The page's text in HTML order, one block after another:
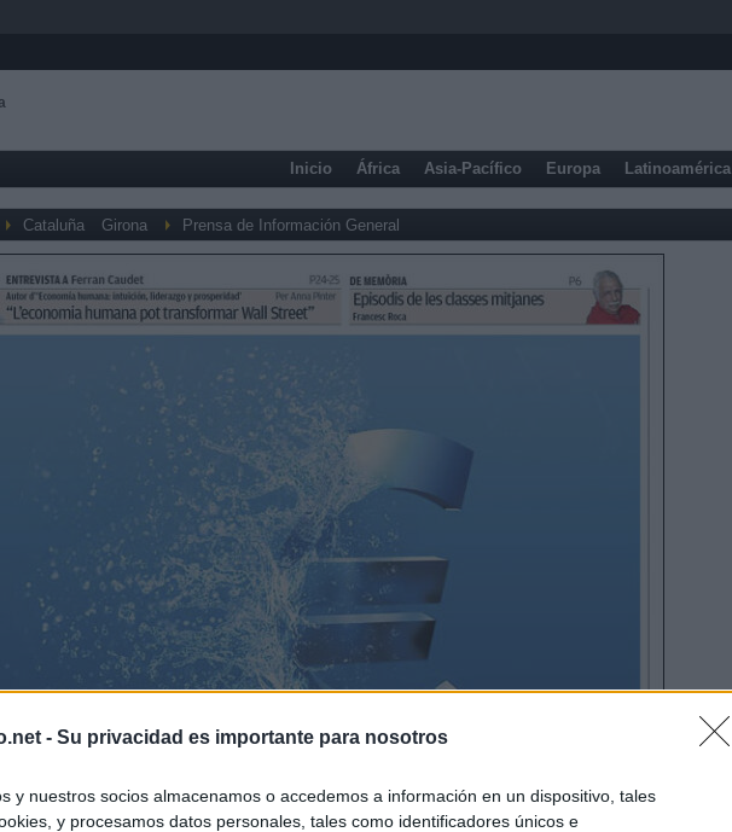
- Su privacidad es importante para nosotros
y nuestros socios almacenamos o accedemos a información en un dispositivo, tales
y procesamos datos personales, tales como identificadores únicos e
Inicio África Asia-Pacífico Europa Latinoamérica
Cataluña Girona Prensa de Información General